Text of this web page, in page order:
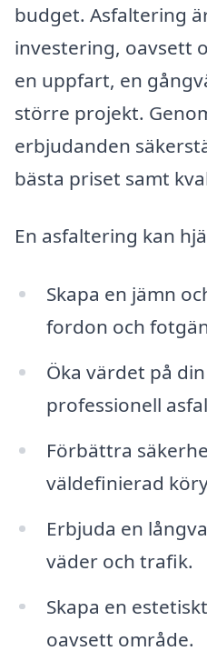
budget. Asfaltering
investering, oavsett
en uppfart, en
större projekt.
erbjudanden
bästa priset samt
En asfaltering kan
Skapa en jämn
fordon och
Öka värdet på
professionell
Förbättra
väldefinierad
Erbjuda en
väder och trafik.
Skapa en
oavsett område.